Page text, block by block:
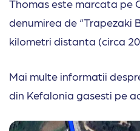
Thomas este marcata pe
denumirea de “Trapezaki
kilometri distanta (circa
Mai multe informatii
din Kefalonia gasesti pe